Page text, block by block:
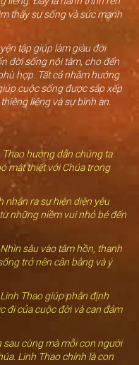
thấy sự sống và sức mạnh
tập giúp làm giàu đời
đời sống nội tâm, cho đến
hợp. Tất cả nhằm hướng
cuộc sống được sắp xếp
liêng và sự bình an.
Thao hướng dẫn chúng ta
mật thiết với Chúa trong
nhận ra sự hiện diện yêu
những niềm vui nhỏ bé đến
sâu vào tâm hồn, thanh
trở nên cân bằng và ý
Thao giúp phân định
đi của cuộc đời và can đảm
sau cùng mà mỗi con người
Linh Thao chính là con